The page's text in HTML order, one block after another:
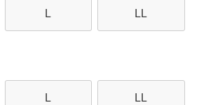
L LL
L LL